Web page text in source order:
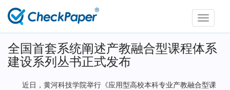
Toggle
全国首套系统阐述产教融合型课程体系
建设系列丛书正式发布
近日，黄河科技学院举行《应用型高校本科专业产教融合型课